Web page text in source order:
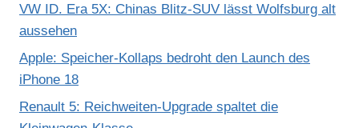
VW ID. Era 5X: Chinas Blitz-SUV lässt Wolfsburg alt
aussehen
Apple: Speicher-Kollaps bedroht den Launch des
iPhone 18
Renault 5: Reichweiten-Upgrade spaltet die